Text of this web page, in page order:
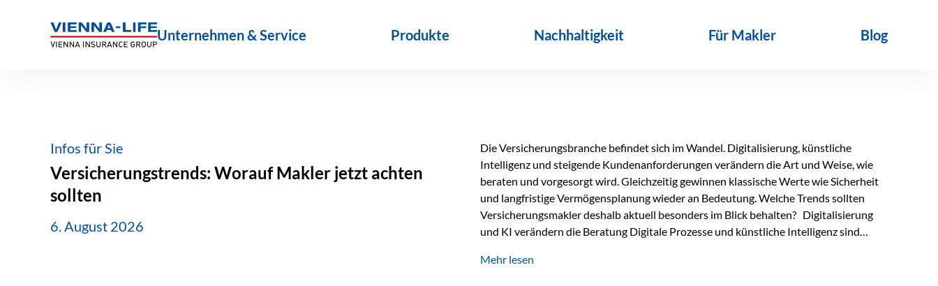
Unternehmen & Service Produkte Nachhaltigkeit Für Makler Blog
Infos für Sie
Versicherungstrends: Worauf Makler jetzt achten
sollten
6. August 2026
Die Versicherungsbranche befindet sich im Wandel. Digitalisierung, künstliche
Intelligenz und steigende Kundenanforderungen verändern die Art und Weise, wie
beraten und vorgesorgt wird. Gleichzeitig gewinnen klassische Werte wie Sicherheit
und langfristige Vermögensplanung wieder an Bedeutung. Welche Trends sollten
Versicherungsmakler deshalb aktuell besonders im Blick behalten? Digitalisierung
und KI verändern die Beratung Digitale Prozesse und künstliche Intelligenz sind
beschleunigen Abläufe und schaffen mehr Zeit für das Wesentliche: die persönliche
Mehr lesen